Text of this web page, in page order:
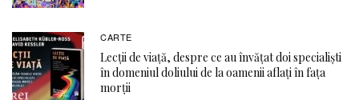
CARTE
Lecții de viață, despre ce au învățat doi specialiști
în domeniul doliului de la oamenii aflați în fața
morții